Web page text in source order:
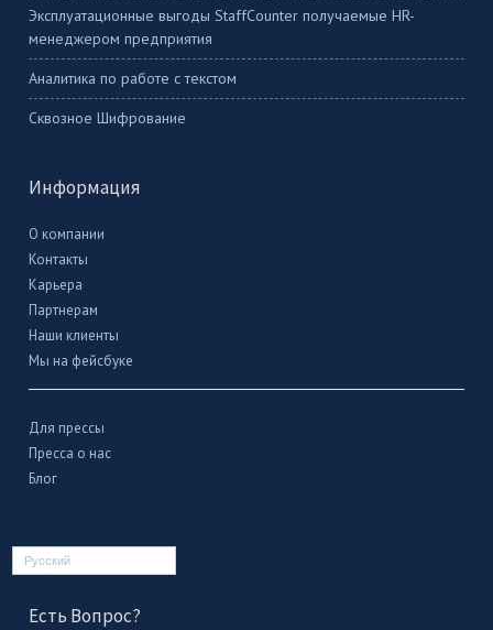
Эксплуатационные выгоды StaffCounter получаемые HR-
менеджером предприятия
Аналитика по работе с текстом
Сквозное Шифрование
Информация
О компании
Контакты
Карьера
Партнерам
Наши клиенты
Мы на фейсбуке
Для прессы
Пресса о нас
Блог
Русский
Есть Вопрос?